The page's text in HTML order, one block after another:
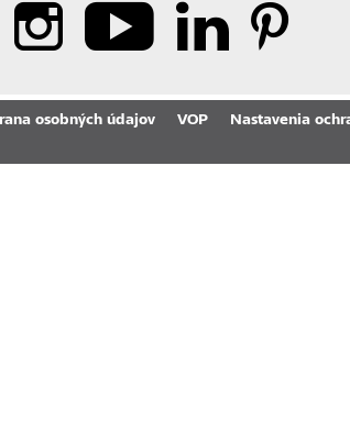
osobných údajov VOP
Nastavenia